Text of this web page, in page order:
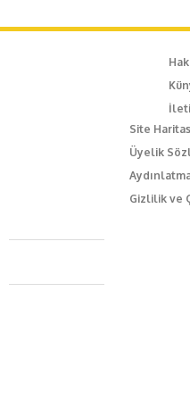
Site
Üyelik
Gizlilik ve
Caferağa Mah. Dr. Şakir
+90 543 345 46 00